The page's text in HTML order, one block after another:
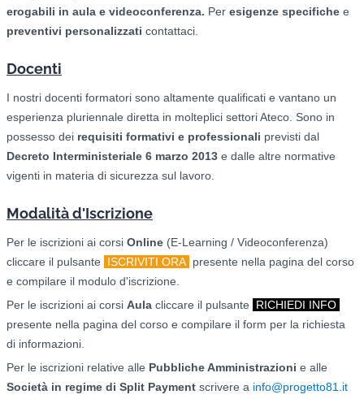
erogabili in aula e videoconferenza. Per esigenze specifiche e
preventivi personalizzati contattaci.
Docenti
I nostri docenti formatori sono altamente qualificati e vantano un
esperienza pluriennale diretta in molteplici settori Ateco. Sono in
possesso dei requisiti formativi e professionali previsti dal
Decreto Interministeriale 6 marzo 2013 e dalle altre normative
vigenti in materia di sicurezza sul lavoro.
Modalità d'Iscrizione
Per le iscrizioni ai corsi Online (E-Learning / Videoconferenza)
cliccare il pulsante
ISCRIVITI ORA presente nella pagina del corso
e compilare il modulo d'iscrizione.
Per le iscrizioni ai corsi Aula cliccare il pulsante
RICHIEDI INFO
presente nella pagina del corso e compilare il form per la richiesta
di informazioni.
Per le iscrizioni relative alle Pubbliche Amministrazioni e alle
Società in regime di Split Payment scrivere a info@progetto81.it